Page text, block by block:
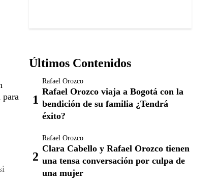
para
Últimos Contenidos
Rafael Orozco
Rafael Orozco viaja a Bogotá con la
bendición de su familia ¿Tendrá
éxito?
Rafael Orozco
Clara Cabello y Rafael Orozco tienen
una tensa conversación por culpa de
una mujer